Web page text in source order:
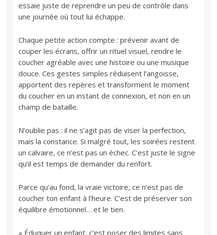
essaie juste de reprendre un peu de contrôle dans
une journée où tout lui échappe.
Chaque petite action compte : prévenir avant de
couper les écrans, offrir un rituel visuel, rendre le
coucher agréable avec une histoire ou une musique
douce. Ces gestes simples réduisent l’angoisse,
apportent des repères et transforment le moment
du coucher en un instant de connexion, et non en un
champ de bataille.
N’oublie pas : il ne s’agit pas de viser la perfection,
mais la constance. Si malgré tout, les soirées restent
un calvaire, ce n’est pas un échec. C’est juste le signe
qu’il est temps de demander du renfort.
Parce qu’au fond, la vraie victoire, ce n’est pas de
coucher ton enfant à l’heure. C’est de préserver son
équilibre émotionnel… et le tien.
« Éduquer un enfant, c’est poser des limites sans